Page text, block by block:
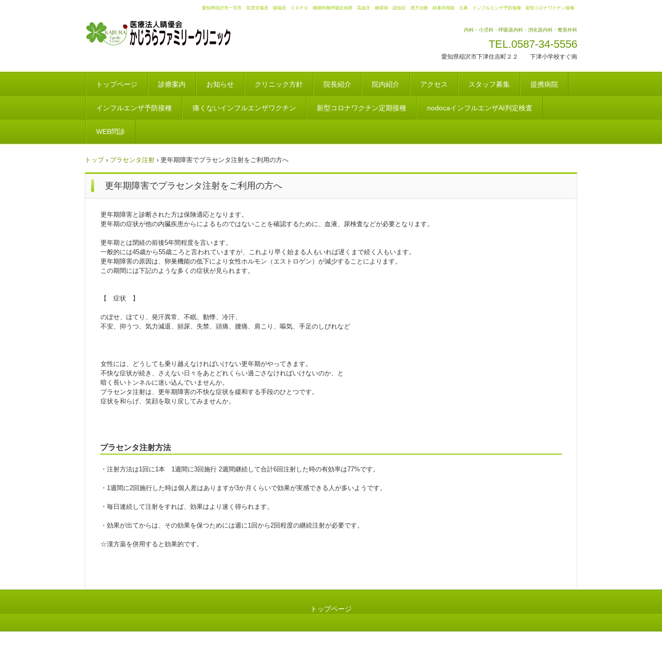
愛知県稲沢市一宮市 気管支喘息 咳喘息 ＣＯＰＤ 睡眠時無呼吸症候群 高血圧 糖尿病 認知症 漢方治療 経鼻内視鏡 点鼻 インフルエンザ予防接種 新型コロナワクチン接種
内科・小児科・呼吸器内科・消化器内科・整形外科
TEL.0587-34-5556
愛知県稲沢市下津住吉町２２ 下津小学校すぐ南
トップページ 診療案内 お知らせ クリニック方針 院長紹介 院内紹介 アクセス スタッフ募集 提携病院
インフルエンザ予防接種 痛くないインフルエンザワクチン 新型コロナワクチン定期接種 nodocaインフルエンザAI判定検査
WEB問診
トップ › プラセンタ注射 › 更年期障害でプラセンタ注射をご利用の方へ
更年期障害でプラセンタ注射をご利用の方へ
更年期障害と診断された方は保険適応となります。
更年期の症状が他の内臓疾患からによるものではないことを確認するために、血液、尿検査などが必要となります。
更年期とは閉経の前後5年間程度を言います。
一般的には45歳から55歳ころと言われていますが、これより早く始まる人もいれば遅くまで続く人もいます。
更年期障害の原因は、卵巣機能の低下により女性ホルモン（エストロゲン）が減少することによります。
この期間には下記のような多くの症状が見られます。
【 症状 】
のぼせ、ほてり、発汗異常、不眠、動悸、冷汗、
不安、抑うつ、気力減退、頻尿、失禁、頭痛、腰痛、肩こり、嘔気、手足のしびれなど
女性には、どうしても乗り越えなければいけない更年期がやってきます。
不快な症状が続き、さえない日々をあとどれくらい過ごさなければいけないのか、と
暗く長いトンネルに迷い込んでいませんか。
プラセンタ注射は、更年期障害の不快な症状を緩和する手段のひとつです。
症状を和らげ、笑顔を取り戻してみませんか。
プラセンタ注射方法
・注射方法は1回に1本 1週間に3回施行 2週間継続して合計6回注射した時の有効率は77%です。
・1週間に2回施行した時は個人差はありますが3か月くらいで効果が実感できる人が多いようです。
・毎日連続して注射をすれば、効果はより速く得られます。
・効果が出てからは、その効果を保つためには週に1回から2回程度の継続注射が必要です。
☆漢方薬を併用すると効果的です。
トップページ